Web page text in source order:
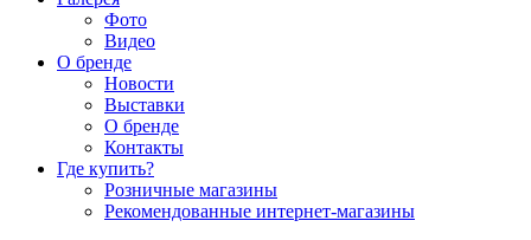
Фото
Видео
О бренде
Новости
Выставки
О бренде
Контакты
Где купить?
Розничные магазины
Рекомендованные интернет-магазины